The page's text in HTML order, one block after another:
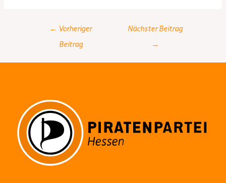
navigation
← Vorheriger
Beitrag
Nächster Beitrag
→